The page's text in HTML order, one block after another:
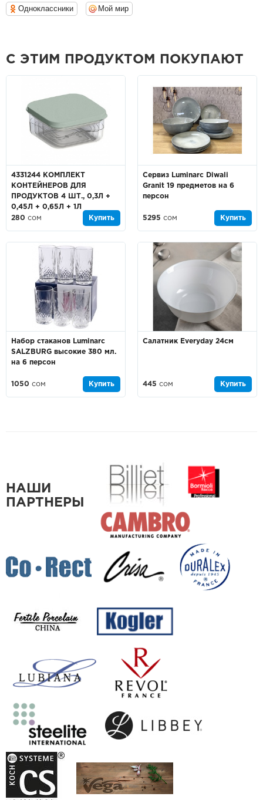
Одноклассники Мой мир
С ЭТИМ ПРОДУКТОМ ПОКУПАЮТ
4331244 КОМПЛЕКТ
КОНТЕЙНЕРОВ ДЛЯ
ПРОДУКТОВ 4 ШТ., 0,3Л +
0,45Л + 0,65Л + 1Л
280 сом Купить
Сервиз Luminarc Diwali
Granit 19 предметов на 6
персон
5295 сом Купить
Набор стаканов Luminarc
SALZBURG высокие 380 мл.
на 6 персон
1050 сом Купить
Салатник Everyday 24см
445 сом Купить
НАШИ
ПАРТНЕРЫ